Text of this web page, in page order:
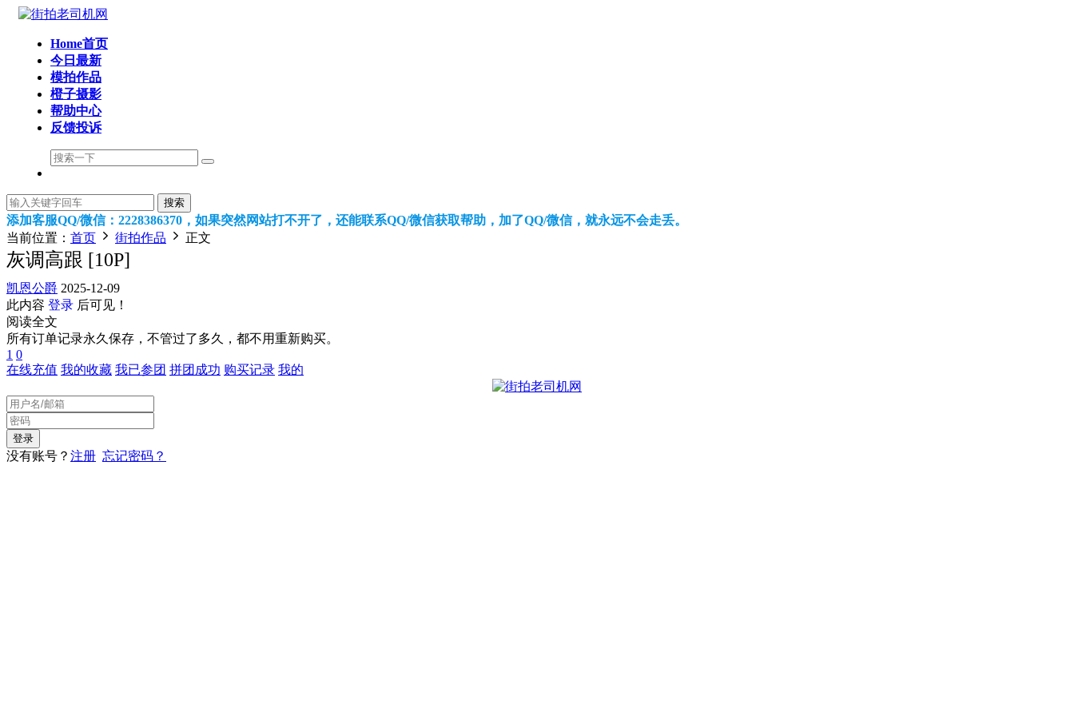
Home首页
今日最新
模拍作品
橙子摄影
帮助中心
反馈投诉
搜索
添加客服QQ/微信：2228386370，如果突然网站打不开了，还能联系QQ/微信获取帮助，加了QQ/微信，就永远不会走丢。
当前位置： 首页 街拍作品 正文
灰调高跟 [10P]
凯恩公爵 2025-12-09
此内容 登录 后可见！
阅读全文
所有订单记录永久保存，不管过了多久，都不用重新购买。
1 0
在线充值 我的收藏 我已参团 拼团成功 购买记录 我的
没有账号？ 注册 忘记密码？